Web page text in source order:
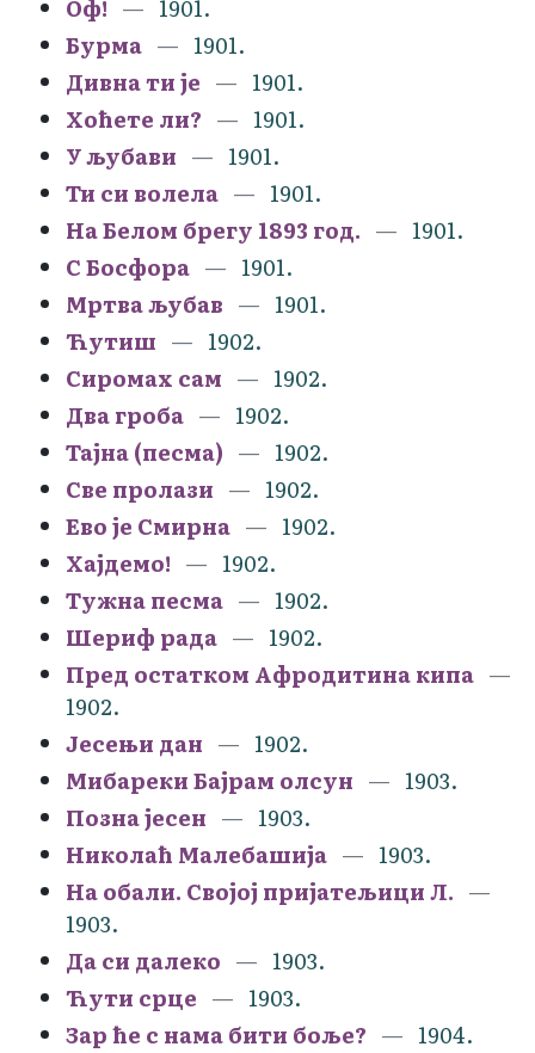
Оф!
1901.
Бурма
1901.
Дивна ти је
1901.
Хоћете ли?
1901.
У љубави
1901.
Ти си волела
1901.
На Белом брегу 1893 год.
1901.
С Босфора
1901.
Мртва љубав
1901.
Ћутиш
1902.
Сиромах сам
1902.
Два гроба
1902.
Тајна (песма)
1902.
Све пролази
1902.
Ево је Смирна
1902.
Хајдемо!
1902.
Тужна песма
1902.
Шериф рада
1902.
Пред остатком Афродитина кипа
1902.
Јесењи дан
1902.
Мибареки Бајрам олсун
1903.
Позна јесен
1903.
Николаћ Малебашија
1903.
На обали. Својој пријатељици Л.
1903.
Да си далеко
1903.
Ћути срце
1903.
Зар ће с нама бити боље?
1904.